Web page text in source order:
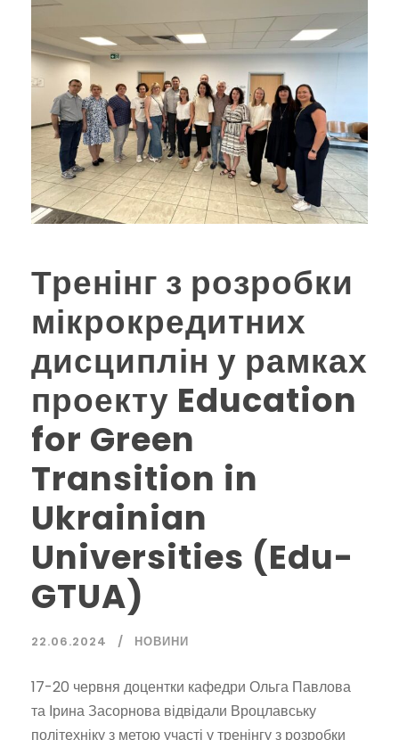
Тренінг з розробки
мікрокредитних
дисциплін у рамках
проекту Education
for Green
Transition in
Ukrainian
Universities (Edu-
GTUA)
22.06.2024 НОВИНИ
17-20 червня доцентки кафедри Ольга Павлова
та Ірина Засорнова відвідали Вроцлавську
політехніку з метою участі у тренінгу з розробки